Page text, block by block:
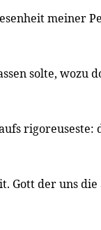
meiner
solte, wozu
rigoreuseste:
Gott der uns